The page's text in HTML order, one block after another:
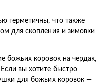
герметичны, что также
для скопления и зимовки
божьих коровок на чердак,
вы хотите быстро
для божьих коровок —